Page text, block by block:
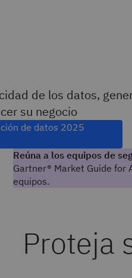
de los datos,
su negocio
de datos 2025
Reúna a los equipos de
Gartner® Market Guide for
equipos.